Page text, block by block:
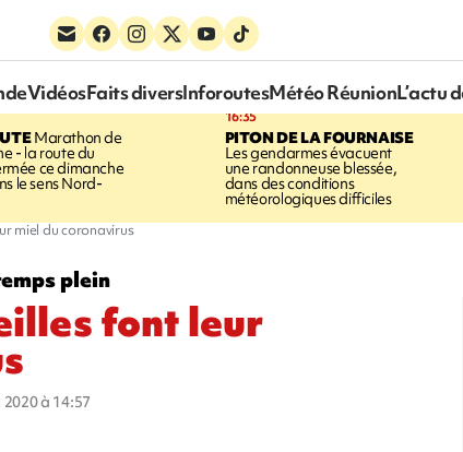
VidéosFaits diversInforoutesMétéo RéunionL’actu
Marathon de
- la route du
ce dimanche
le sens Nord-
16:35
PITON DE LA FOURNAISE
Les gendarmes évacuent
une randonneuse blessée,
dans des conditions
météorologiques difficiles
miel du coronavirus
plein
font leur
à 14:57